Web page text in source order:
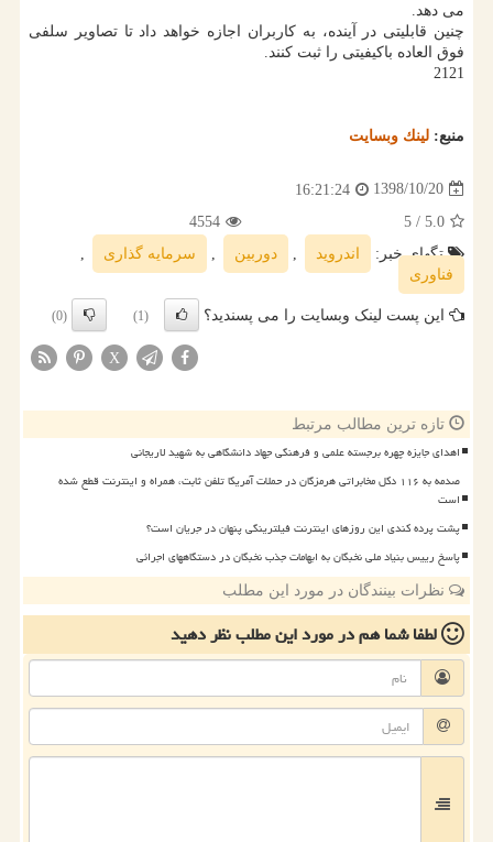
می دهد.
چنین قابلیتی در آینده، به كاربران اجازه خواهد داد تا تصاویر سلفی
فوق العاده باكیفیتی را ثبت كنند.
2121
منبع: لینك وبسایت
1398/10/20
16:21:24
5.0
/ 5
4554
تگهای خبر:
اندروید , دوربین , سرمایه گذاری
,
فناوری
این پست لینک وبسایت را می پسندید؟ (1)
(0)
X
تازه ترین مطالب مرتبط
اهدای جایزه چهره برجسته علمی و فرهنگی جهاد دانشگاهی به شهید لاریجانی
صدمه به ۱۱۶ دکل مخابراتی هرمزگان در حملات آمریکا تلفن ثابت، همراه و اینترنت قطع شده
است
پشت پرده کندی این روزهای اینترنت فیلترینگی پنهان در جریان است؟
پاسخ رییس بنیاد ملی نخبگان به ابهامات جذب نخبگان در دستگاههای اجرائی
نظرات بینندگان در مورد این مطلب
لطفا شما همدر مورد این مطلبنظر دهید